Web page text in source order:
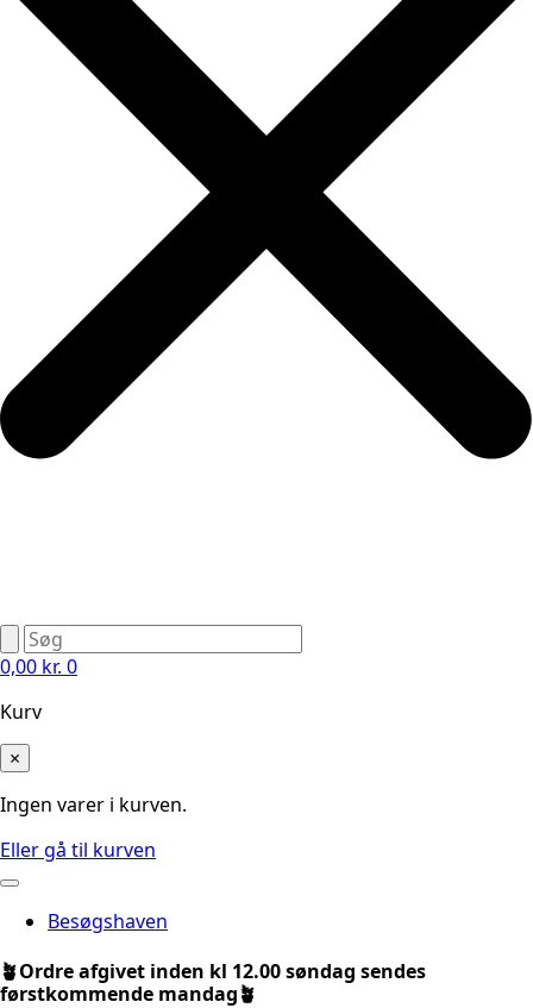
0,00 kr. 0
Kurv
×
Ingen varer i kurven.
Eller gå til kurven
Besøgshaven
🪴Ordre afgivet inden kl 12.00 søndag sendes
førstkommende mandag🪴